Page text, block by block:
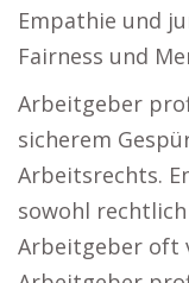
Empathie und
Fairness und
Arbeitgeber
sicherem
Arbeitsrechts.
sowohl
Arbeitgeber oft